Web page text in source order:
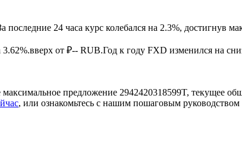
последние 24 часа курс колебался на 2.3%,
от ₽-- RUB.Год к году FXD изменился на
предложение 2942420318599T, текущее
, или ознакомьтесь с нашим пошаговым руководством